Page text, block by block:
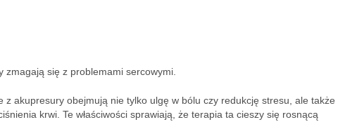
się z problemami sercowymi.
z akupresury obejmują nie tylko ulgę w bólu czy redukcję stresu, ale także
krwi. Te właściwości sprawiają, że terapia ta cieszy się rosnącą